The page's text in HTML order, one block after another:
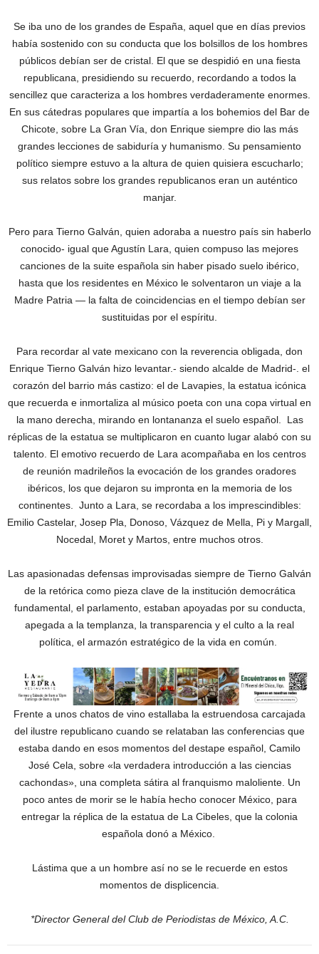
Se iba uno de los grandes de España, aquel que en días previos
había sostenido con su conducta que los bolsillos de los hombres
públicos debían ser de cristal. El que se despidió en una fiesta
republicana, presidiendo su recuerdo, recordando a todos la
sencillez que caracteriza a los hombres verdaderamente enormes.
En sus cátedras populares que impartía a los bohemios del Bar de
Chicote, sobre La Gran Vía, don Enrique siempre dio las más
grandes lecciones de sabiduría y humanismo. Su pensamiento
político siempre estuvo a la altura de quien quisiera escucharlo;
sus relatos sobre los grandes republicanos eran un auténtico
manjar.
Pero para Tierno Galván, quien adoraba a nuestro país sin haberlo
conocido- igual que Agustín Lara, quien compuso las mejores
canciones de la suite española sin haber pisado suelo ibérico,
hasta que los residentes en México le solventaron un viaje a la
Madre Patria — la falta de coincidencias en el tiempo debían ser
sustituidas por el espíritu.
Para recordar al vate mexicano con la reverencia obligada, don
Enrique Tierno Galván hizo levantar.- siendo alcalde de Madrid-. el
corazón del barrio más castizo: el de Lavapies, la estatua icónica
que recuerda e inmortaliza al músico poeta con una copa virtual en
la mano derecha, mirando en lontananza el suelo español. Las
réplicas de la estatua se multiplicaron en cuanto lugar alabó con su
talento. El emotivo recuerdo de Lara acompañaba en los centros
de reunión madrileños la evocación de los grandes oradores
ibéricos, los que dejaron su impronta en la memoria de los
continentes. Junto a Lara, se recordaba a los imprescindibles:
Emilio Castelar, Josep Pla, Donoso, Vázquez de Mella, Pi y Margall,
Nocedal, Moret y Martos, entre muchos otros.
Las apasionadas defensas improvisadas siempre de Tierno Galván
de la retórica como pieza clave de la institución democrática
fundamental, el parlamento, estaban apoyadas por su conducta,
apegada a la templanza, la transparencia y el culto a la real
política, el armazón estratégico de la vida en común.
Frente a unos chatos de vino estallaba la estruendosa carcajada
del ilustre republicano cuando se relataban las conferencias que
estaba dando en esos momentos del destape español, Camilo
José Cela, sobre «la verdadera introducción a las ciencias
cachondas», una completa sátira al franquismo maloliente. Un
poco antes de morir se le había hecho conocer México, para
entregar la réplica de la estatua de La Cibeles, que la colonia
española donó a México.
Lástima que a un hombre así no se le recuerde en estos
momentos de displicencia.
*Director General del Club de Periodistas de México, A.C.